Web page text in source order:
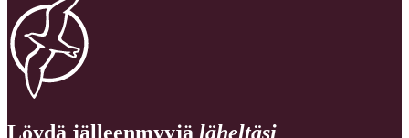
Löydä jälleenmyyjä läheltäsi